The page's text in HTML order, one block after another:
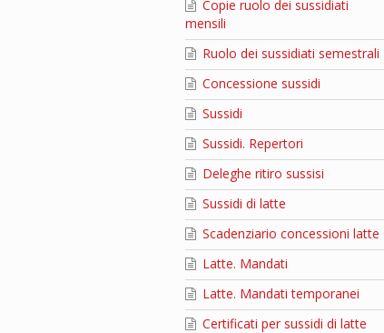
Copie ruolo dei sussidiati
mensili
Ruolo dei sussidiati semestrali
Concessione sussidi
Sussidi
Sussidi. Repertori
Deleghe ritiro sussisi
Sussidi di latte
Scadenziario concessioni latte
Latte. Mandati
Latte. Mandati temporanei
Certificati per sussidi di latte